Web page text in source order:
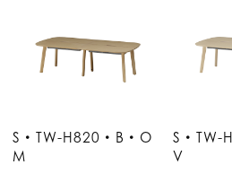
S・TW-H820・B・O
M
S・TW-
V